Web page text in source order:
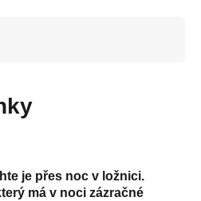
je přes noc v ložnici.
má v noci zázračné